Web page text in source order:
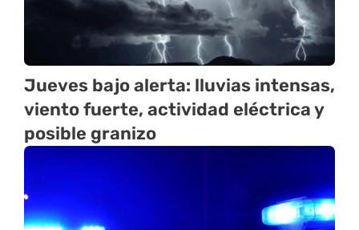
Jueves bajo alerta: lluvias intensas,
viento fuerte, actividad eléctrica y
posible granizo